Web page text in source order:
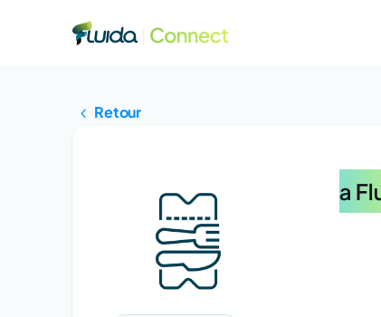
Retour